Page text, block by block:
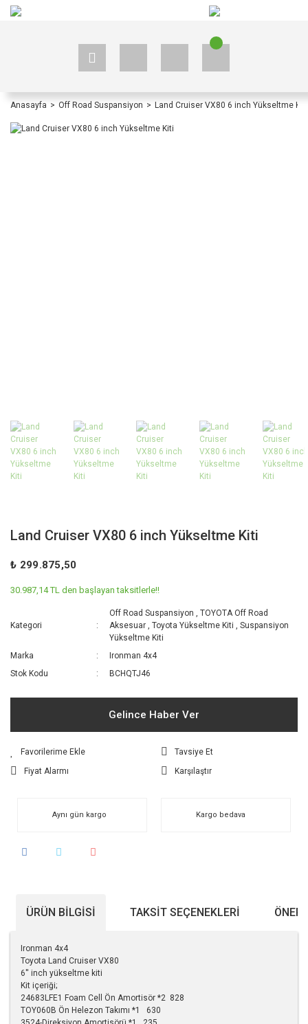
Anasayfa Off Road Suspansiyon Land Cruiser VX80 6 inch Yükseltme Kiti
Land Cruiser VX80 6 inch Yükseltme Kiti
₺ 299.875,50
30.987,14 TL den başlayan taksitlerle!!
Kategori
Off Road Suspansiyon ,TOYOTA Off Road
Aksesuar
,Toyota Yükseltme Kiti ,Suspansiyon
Yükseltme Kiti
Marka
Ironman 4x4
Stok Kodu
BCHQTJ46
Gelince Haber Ver
Tavsiye Et
Fiyat Alarmı
Karşılaştır
Aynı gün kargo Kargo bedava
ÜRÜN BILGISI TAKSIT SEÇENEKLERI
Ironman 4x4
Toyota Land Cruiser VX80
6'' inch yükseltme kiti
Kit içeriği;
24683LFE1 Foam Cell Ön Amortisör *2 828
TOY060B Ön Helezon Takımı *1 630